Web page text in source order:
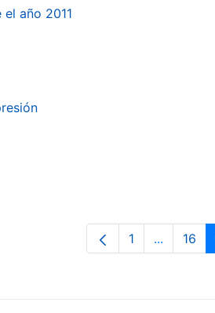
año 2011
Orrialdea
1 ... 16